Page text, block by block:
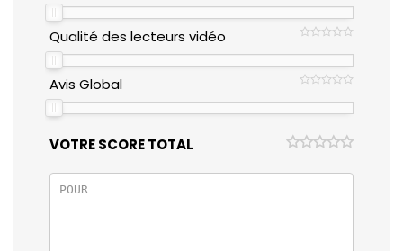
Qualité des lecteurs vidéo
Avis Global
VOTRE SCORE TOTAL